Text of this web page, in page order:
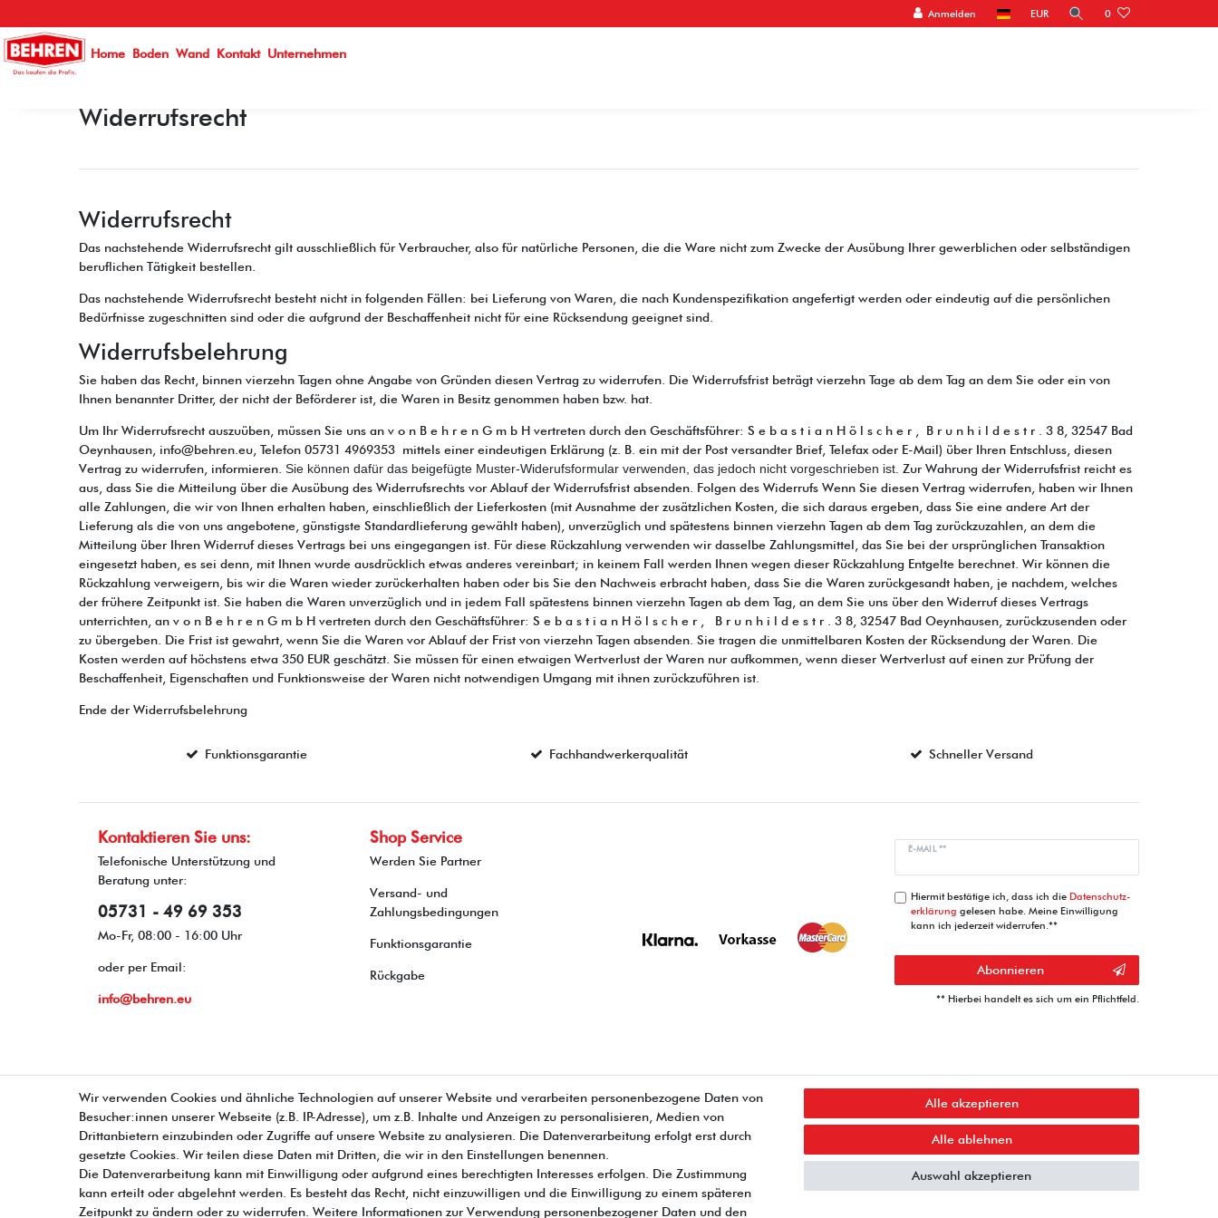
Anmelden EUR 0
Home Boden Wand Kontakt Unternehmen
Widerrufs­recht
Widerrufsrecht
Das nachstehende Widerrufsrecht gilt ausschließlich für Verbraucher, also für natürliche Personen, die die Ware nicht zum Zwecke der Ausübung Ihrer gewerblichen oder selbständigen
beruflichen Tätigkeit bestellen.
Das nachstehende Widerrufsrecht besteht nicht in folgenden Fällen: bei Lieferung von Waren, die nach Kundenspezifikation angefertigt werden oder eindeutig auf die persönlichen
Bedürfnisse zugeschnitten sind oder die aufgrund der Beschaffenheit nicht für eine Rücksendung geeignet sind.
Widerrufsbelehrung
Sie haben das Recht, binnen vierzehn Tagen ohne Angabe von Gründen diesen Vertrag zu widerrufen. Die Widerrufsfrist beträgt vierzehn Tage ab dem Tag an dem Sie oder ein von
Ihnen benannter Dritter, der nicht der Beförderer ist, die Waren in Besitz genommen haben bzw. hat.
Um Ihr Widerrufsrecht auszuüben, müssen Sie uns an v o n B e h r e n G m b H vertreten durch den Geschäftsführer: S e b a s t i a n H ö l s c h e r , B r u n h i l d e s t r . 3 8, 32547 Bad
Oeynhausen, info@behren.eu, Telefon 05731 4969353 mittels einer eindeutigen Erklärung (z. B. ein mit der Post versandter Brief, Telefax oder E-Mail) über Ihren Entschluss, diesen
Vertrag zu widerrufen, informieren. Sie können dafür das beigefügte Muster-Widerufsformular verwenden, das jedoch nicht vorgeschrieben ist. Zur Wahrung der Widerrufsfrist reicht es
aus, dass Sie die Mitteilung über die Ausübung des Widerrufsrechts vor Ablauf der Widerrufsfrist absenden. Folgen des Widerrufs Wenn Sie diesen Vertrag widerrufen, haben wir Ihnen
alle Zahlungen, die wir von Ihnen erhalten haben, einschließlich der Lieferkosten (mit Ausnahme der zusätzlichen Kosten, die sich daraus ergeben, dass Sie eine andere Art der
Lieferung als die von uns angebotene, günstigste Standardlieferung gewählt haben), unverzüglich und spätestens binnen vierzehn Tagen ab dem Tag zurückzuzahlen, an dem die
Mitteilung über Ihren Widerruf dieses Vertrags bei uns eingegangen ist. Für diese Rückzahlung verwenden wir dasselbe Zahlungsmittel, das Sie bei der ursprünglichen Transaktion
eingesetzt haben, es sei denn, mit Ihnen wurde ausdrücklich etwas anderes vereinbart; in keinem Fall werden Ihnen wegen dieser Rückzahlung Entgelte berechnet. Wir können die
Rückzahlung verweigern, bis wir die Waren wieder zurückerhalten haben oder bis Sie den Nachweis erbracht haben, dass Sie die Waren zurückgesandt haben, je nachdem, welches
der frühere Zeitpunkt ist. Sie haben die Waren unverzüglich und in jedem Fall spätestens binnen vierzehn Tagen ab dem Tag, an dem Sie uns über den Widerruf dieses Vertrags
unterrichten, an v o n B e h r e n G m b H vertreten durch den Geschäftsführer: S e b a s t i a n H ö l s c h e r , B r u n h i l d e s t r . 3 8, 32547 Bad Oeynhausen, zurückzusenden oder
zu übergeben. Die Frist ist gewahrt, wenn Sie die Waren vor Ablauf der Frist von vierzehn Tagen absenden. Sie tragen die unmittelbaren Kosten der Rücksendung der Waren. Die
Kosten werden auf höchstens etwa 350 EUR geschätzt. Sie müssen für einen etwaigen Wertverlust der Waren nur aufkommen, wenn dieser Wertverlust auf einen zur Prüfung der
Beschaffenheit, Eigenschaften und Funktionsweise der Waren nicht notwendigen Umgang mit ihnen zurückzuführen ist.
Ende der Widerrufsbelehrung
Funktionsgarantie Fachhandwerkerqualität Schneller Versand
Kontaktieren Sie uns:
Telefonische Unterstützung und
Beratung unter:
05731 - 49 69 353
Mo-Fr, 08:00 - 16:00 Uhr
oder per Email:
info@behren.eu
Shop Service
Werden Sie Partner
Versand- und
Zahlungsbedingungen
Funktionsgarantie
Rückgabe
E-MAIL **
Hiermit bestätige ich, dass ich die Daten­schutz­
erklärung gelesen habe. Meine Einwilligung
kann ich jederzeit widerrufen.**
Abonnieren
** Hierbei handelt es sich um ein Pflichtfeld.
Widerrufs­recht Impressum Daten­schutz­erklärung
Wir verwenden Cookies und ähnliche Technologien auf unserer Website und verarbeiten personenbezogene Daten von
Besucher:innen unserer Webseite (z.B. IP-Adresse), um z.B. Inhalte und Anzeigen zu personalisieren, Medien von
Drittanbietern einzubinden oder Zugriffe auf unsere Website zu analysieren. Die Datenverarbeitung erfolgt erst durch
gesetzte Cookies. Wir teilen diese Daten mit Dritten, die wir in den Einstellungen benennen.
Die Datenverarbeitung kann mit Einwilligung oder aufgrund eines berechtigten Interesses erfolgen. Die Zustimmung
kann erteilt oder abgelehnt werden. Es besteht das Recht, nicht einzuwilligen und die Einwilligung zu einem späteren
Zeitpunkt zu ändern oder zu widerrufen. Weitere Informationen zur Verwendung personenbezogener Daten und den
Alle akzeptieren
Alle ablehnen
Auswahl akzeptieren